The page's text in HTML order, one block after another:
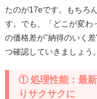
たのが17eです。もちろ
す。でも、「どこが変わ
の価格差が"納得のいく
つ確認していきましょう。
① 処理性能：最
りサクサクに